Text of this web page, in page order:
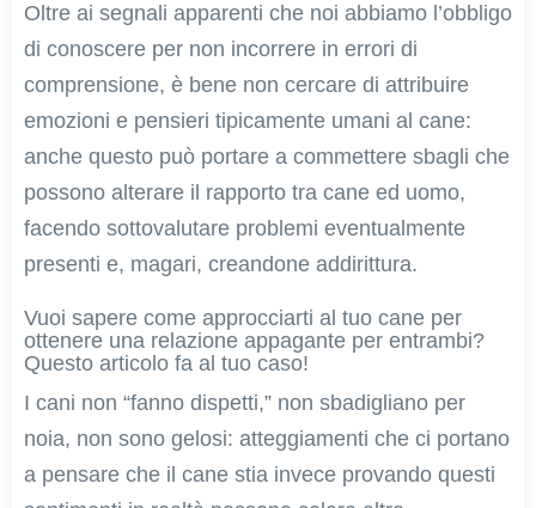
Oltre ai segnali apparenti che noi abbiamo l’obbligo
di conoscere per non incorrere in errori di
comprensione, è bene non cercare di attribuire
emozioni e pensieri tipicamente umani al cane:
anche questo può portare a commettere sbagli che
possono alterare il rapporto tra cane ed uomo,
facendo sottovalutare problemi eventualmente
presenti e, magari, creandone addirittura.
Vuoi sapere come approcciarti al tuo cane per
ottenere una relazione appagante per entrambi?
Questo articolo fa al tuo caso!
I cani non “fanno dispetti,” non sbadigliano per
noia, non sono gelosi: atteggiamenti che ci portano
a pensare che il cane stia invece provando questi